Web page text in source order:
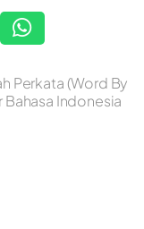
Perkata (Word By
Indonesia